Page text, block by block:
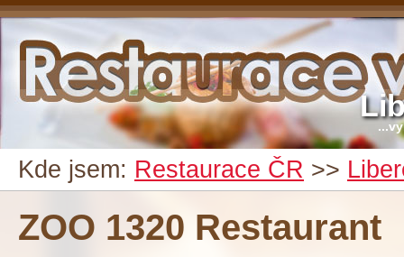
Kde jsem: Restaurace ČR >>
ZOO 1320 Restaurant